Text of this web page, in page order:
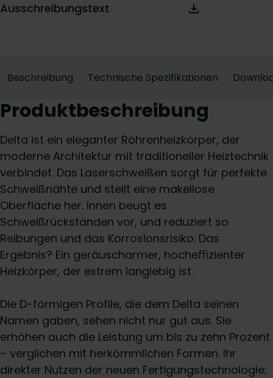
Ausschreibungstext
Beschreibung Technische Spezifikationen
Produktbeschreibung
Delta ist ein eleganter Röhrenheizkörper, der
moderne Architektur mit traditioneller Heiztechnik
verbindet. Das Laserschweißen sorgt für perfekte
Schweißnähte und stellt eine makellose
Oberfläche her. Innen beugt es
Schweißrückständen vor, und reduziert so
Reibungen und das Korrosionsrisiko. Das
Ergebnis? Ein geräuscharmer, hocheﬃzienter
Heizkörper, der extrem langlebig ist.
Die D-förmigen Profile, die dem Delta seinen
Namen gaben, sehen nicht nur gut aus. Sie
erhöhen auch die Leistung um bis zu zehn Prozent
– verglichen mit herkömmlichen Formen. Ihr
direkter Nutzen der neuen Fertigungstechnologie: